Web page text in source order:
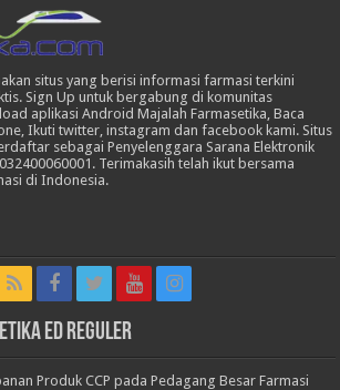
situs yang berisi informasi farmasi terkini
Sign Up untuk bergabung di komunitas
aplikasi Android Majalah Farmasetika, Baca
Ikuti twitter, instagram dan facebook kami. Situs
sebagai Penyelenggara Sarana Elektronik
Terimakasih telah ikut bersama
di Indonesia.
Ed Reguler
Produk CCP pada Pedagang Besar Farmasi